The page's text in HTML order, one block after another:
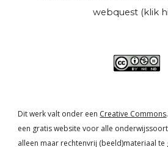
webquest (klik
Dit werk valt onder een Creative Commons
een gratis website voor alle
alleen maar rechtenvrij (beeld)materiaal